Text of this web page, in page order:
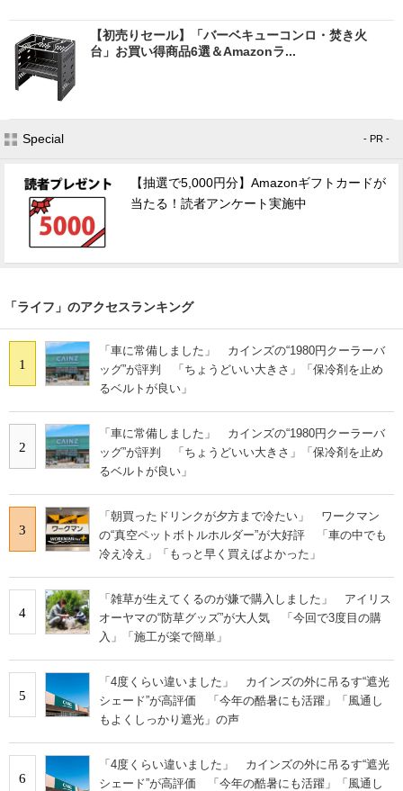
【初売りセール】「バーベキューコンロ・焚き火
台」お買い得商品6選＆Amazonラ...
Special - PR -
【抽選で5,000円分】Amazonギフトカードが
当たる！読者アンケート実施中
「ライフ」のアクセスランキング
1
「車に常備しました」 カインズの“1980円クーラーバ
ッグ”が評判 「ちょうどいい大きさ」「保冷剤を止め
るベルトが良い」
2
「車に常備しました」 カインズの“1980円クーラーバ
ッグ”が評判 「ちょうどいい大きさ」「保冷剤を止め
るベルトが良い」
3
「朝買ったドリンクが夕方まで冷たい」 ワークマン
の“真空ペットボトルホルダー”が大好評 「車の中でも
冷え冷え」「もっと早く買えばよかった」
4
「雑草が生えてくるのが嫌で購入しました」 アイリス
オーヤマの“防草グッズ”が大人気 「今回で3度目の購
入」「施工が楽で簡単」
5
「4度くらい違いました」 カインズの外に吊るす“遮光
シェード”が高評価 「今年の酷暑にも活躍」「風通し
もよくしっかり遮光」の声
6
「4度くらい違いました」 カインズの外に吊るす“遮光
シェード”が高評価 「今年の酷暑にも活躍」「風通し